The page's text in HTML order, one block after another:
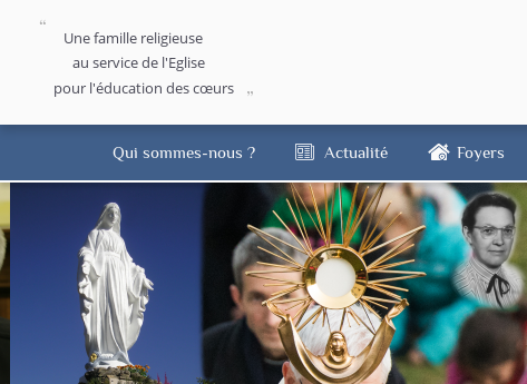
Une famille religieuse
au service de l'Eglise
pour l'éducation des cœurs
Qui sommes-nous ? Actualité Foyers